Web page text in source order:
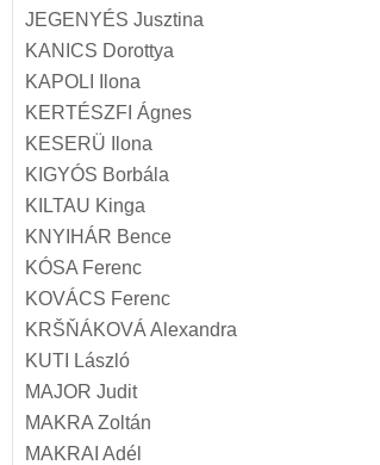
JEGENYÉS Jusztina
KANICS Dorottya
KAPOLI Ilona
KERTÉSZFI Ágnes
KESERÜ Ilona
KIGYÓS Borbála
KILTAU Kinga
KNYIHÁR Bence
KÓSA Ferenc
KOVÁCS Ferenc
KRŠŇÁKOVÁ Alexandra
KUTI László
MAJOR Judit
MAKRA Zoltán
MAKRAI Adél